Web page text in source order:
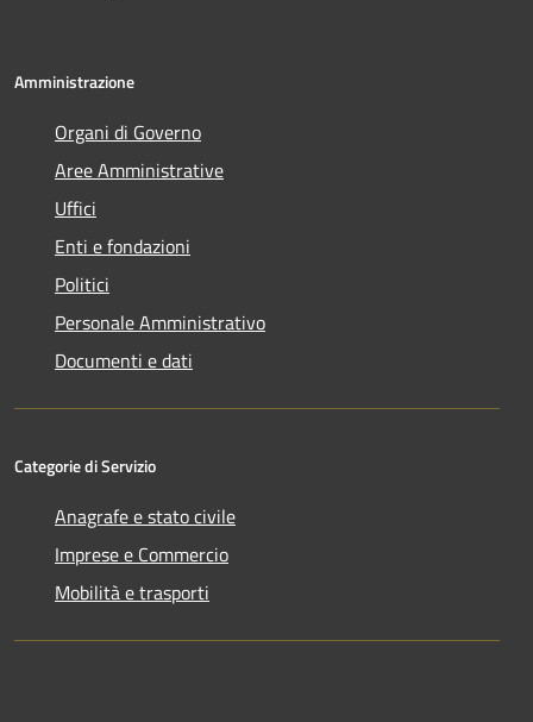
Amministrazione
Organi di Governo
Aree Amministrative
Uffici
Enti e fondazioni
Politici
Personale Amministrativo
Documenti e dati
Categorie di Servizio
Anagrafe e stato civile
Imprese e Commercio
Mobilità e trasporti